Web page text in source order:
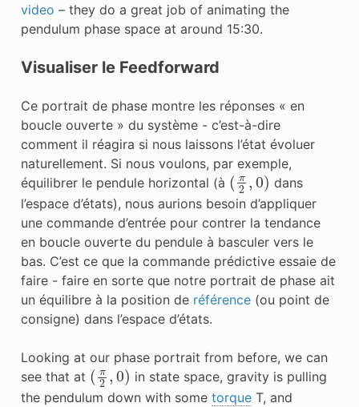
video – they do a great job of animating the
pendulum phase space at around 15:30.
Visualiser le Feedforward
Ce portrait de phase montre les réponses « en
boucle ouverte » du système - c’est-à-dire
comment il réagira si nous laissons l’état évoluer
naturellement. Si nous voulons, par exemple,
équilibrer le pendule horizontal (à (π2,0)dans
l’espace d’états), nous aurions besoin d’appliquer
une commande d’entréepour contrer la tendance
en boucle ouverte du pendule à basculer vers le
bas. C’est ce que la commande prédictive essaie de
faire - faire en sorte que notre portrait de phase ait
un équilibre à la position de référence(ou point de
consigne) dans l’espace d’états.
Looking at our phase portrait from before, we can
see that at (π2 ,0)in state space, gravity is pulling
the pendulum down with some torqueT, and